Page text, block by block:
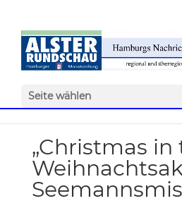
Seite wählen
„Christmas in